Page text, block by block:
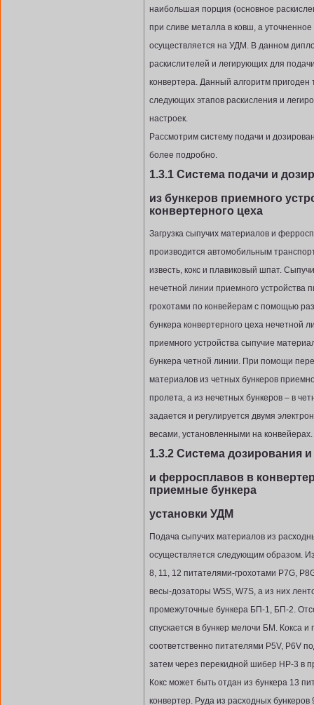
наибольшая порция (основное
при сливе металла в ковш, а
осуществляется на УДМ. В данном
раскислителей и легирующих для
конвертера. Данный алгоритм
следующих этапов раскисления и
настроек.
Рассмотрим систему подачи и
более подробно.
1.3.1 Система подачи и
из бункеров приемного
конвертерного цеха
Загрузка сыпучих материалов и
производится автомобильным
известь, кокс и плавиковый шпат.
нечетной линии приемного устройства
грохотами по конвейерам с помощью
бункера конвертерного цеха нечетной
приемного устройства сыпучие
бункера четной линии. При помощи
материалов из четных бункеров
пролета, а из нечетных бункеров – в
задается и регулируется двумя
весами, установленными на конвейерах.
1.3.2 Система дозирования
и ферросплавов в
приемные бункера
установки УДМ
Подача сыпучих материалов из
осуществляется следующим образом.
8, 11, 12 питателями-грохотами P7G,
весы-дозаторы W5S, W7S, а из них
промежуточные бункера БП-1, БП-2.
спускается в бункер мелочи БМ. Кокса
соответственно питателями P5V, P6V
затем через перекидной шибер НР-3 в
Кокс может быть отдан из бункера 13
конвертер. Руда из расходных